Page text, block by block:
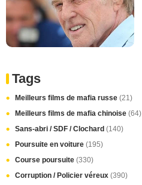
Tags
Meilleurs films de mafia russe (21)
Meilleurs films de mafia chinoise (64)
Sans-abri / SDF / Clochard (140)
Poursuite en voiture (195)
Course poursuite (330)
Corruption / Policier véreux (390)